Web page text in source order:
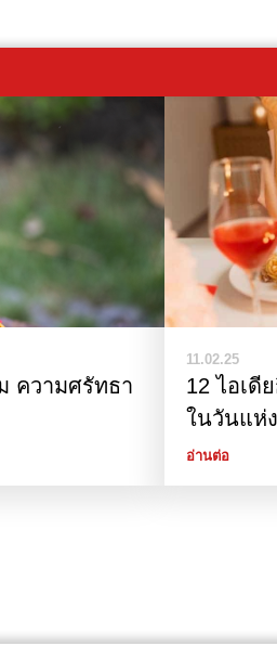
ความศรัทธา
11.02.25
12 ไอเดี
ในวันแห่
อ่านต่อ